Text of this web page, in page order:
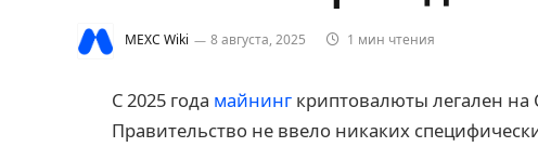
MEXC Wiki 8 августа, 2025 1 мин чтения
С 2025 года майнинг криптовалюты легален на
Правительство не ввело никаких